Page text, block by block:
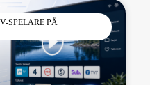
SPELARE PÅ